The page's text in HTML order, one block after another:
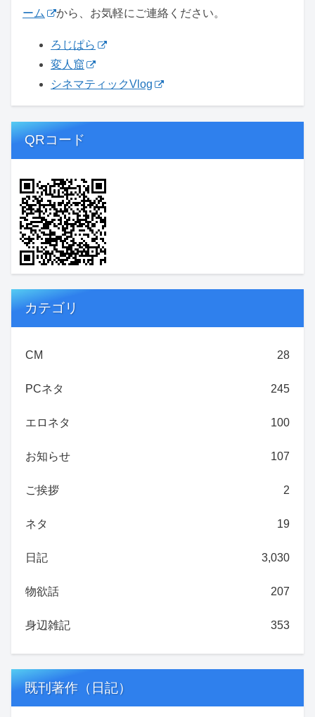
ーム
から、お気軽にご連絡ください。
ろじぱら
変人窟
シネマティックVlog
QRコード
カテゴリ
CM 28
PCネタ 245
エロネタ 100
お知らせ 107
ご挨拶 2
ネタ 19
日記 3,030
物欲話 207
身辺雑記 353
既刊著作（日記）